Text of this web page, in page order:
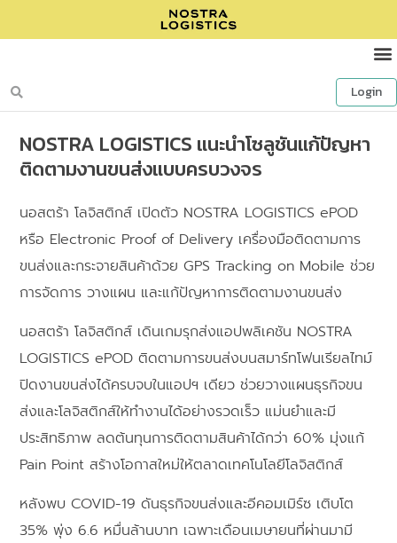
Login
NOSTRA LOGISTICS แนะนำโซลูชันแก้ปัญหา
ติดตามงานขนส่งแบบครบวงจร
นอสตร้า โลจิสติกส์ เปิดตัว NOSTRA LOGISTICS ePOD
หรือ Electronic Proof of Delivery เครื่องมือติดตามการ
ขนส่งและกระจายสินค้าด้วย GPS Tracking on Mobile ช่วย
การจัดการ วางแผน และแก้ปัญหาการติดตามงานขนส่ง
นอสตร้า โลจิสติกส์ เดินเกมรุกส่งแอปพลิเคชัน NOSTRA
LOGISTICS ePOD ติดตามการขนส่งบนสมาร์ทโฟนเรียลไทม์
ปิดงานขนส่งได้ครบจบในแอปฯ เดียว ช่วยวางแผนธุรกิจขน
ส่งและโลจิสติกส์ให้ทำงานได้อย่างรวดเร็ว แม่นยำและมี
ประสิทธิภาพ ลดต้นทุนการติดตามสินค้าได้กว่า 60% มุ่งแก้
Pain Point สร้างโอกาสใหม่ให้ตลาดเทคโนโลยีโลจิสติกส์
หลังพบ COVID-19 ดันธุรกิจขนส่งและอีคอมเมิร์ซ เติบโต
35% พุ่ง 6.6 หมื่นล้านบาท เฉพาะเดือนเมษายนที่ผ่านมามี